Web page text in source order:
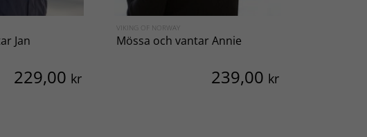
Jan
229,00 kr
VIKING OF NORWAY
Mössa och vantar Annie
239,00 kr